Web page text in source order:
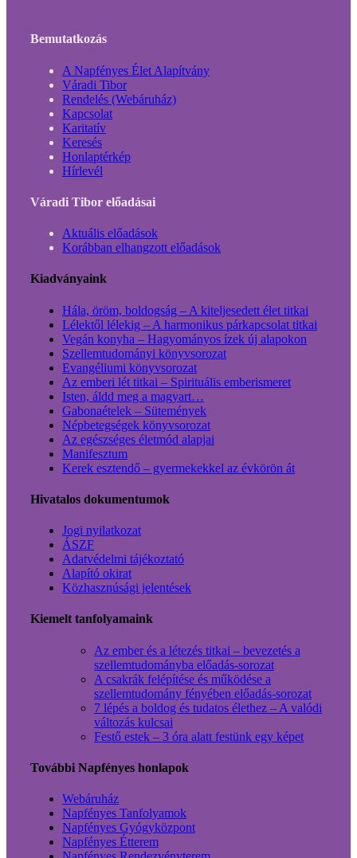
Bemutatkozás
A Napfényes Élet Alapítvány
Váradi Tibor
Rendelés (Webáruház)
Kapcsolat
Karitatív
Keresés
Honlaptérkép
Hírlevél
Váradi Tibor előadásai
Aktuális előadások
Korábban elhangzott előadások
Kiadványaink
Hála, öröm, boldogság – A kiteljesedett élet titkai
Lélektől lélekig – A harmonikus párkapcsolat titkai
Vegán konyha – Hagyományos ízek új alapokon
Szellemtudományi könyvsorozat
Evangéliumi könyvsorozat
Az emberi lét titkai – Spirituális emberismeret
Isten, áldd meg a magyart…
Gabonaételek – Sütemények
Népbetegségek könyvsorozat
Az egészséges életmód alapjai
Manifesztum
Kerek esztendő – gyermekekkel az évkörön át
Hivatalos dokumentumok
Jogi nyilatkozat
ÁSZF
Adatvédelmi tájékoztató
Alapító okirat
Közhasznúsági jelentések
Kiemelt tanfolyamaink
Az ember és a létezés titkai – bevezetés a
szellemtudományba előadás-sorozat
A csakrák felépítése és működése a
szellemtudomány fényében előadás-sorozat
7 lépés a boldog és tudatos élethez – A valódi
változás kulcsai
Festő estek – 3 óra alatt festünk egy képet
További Napfényes honlapok
Webáruház
Napfényes Tanfolyamok
Napfényes Gyógyközpont
Napfényes Étterem